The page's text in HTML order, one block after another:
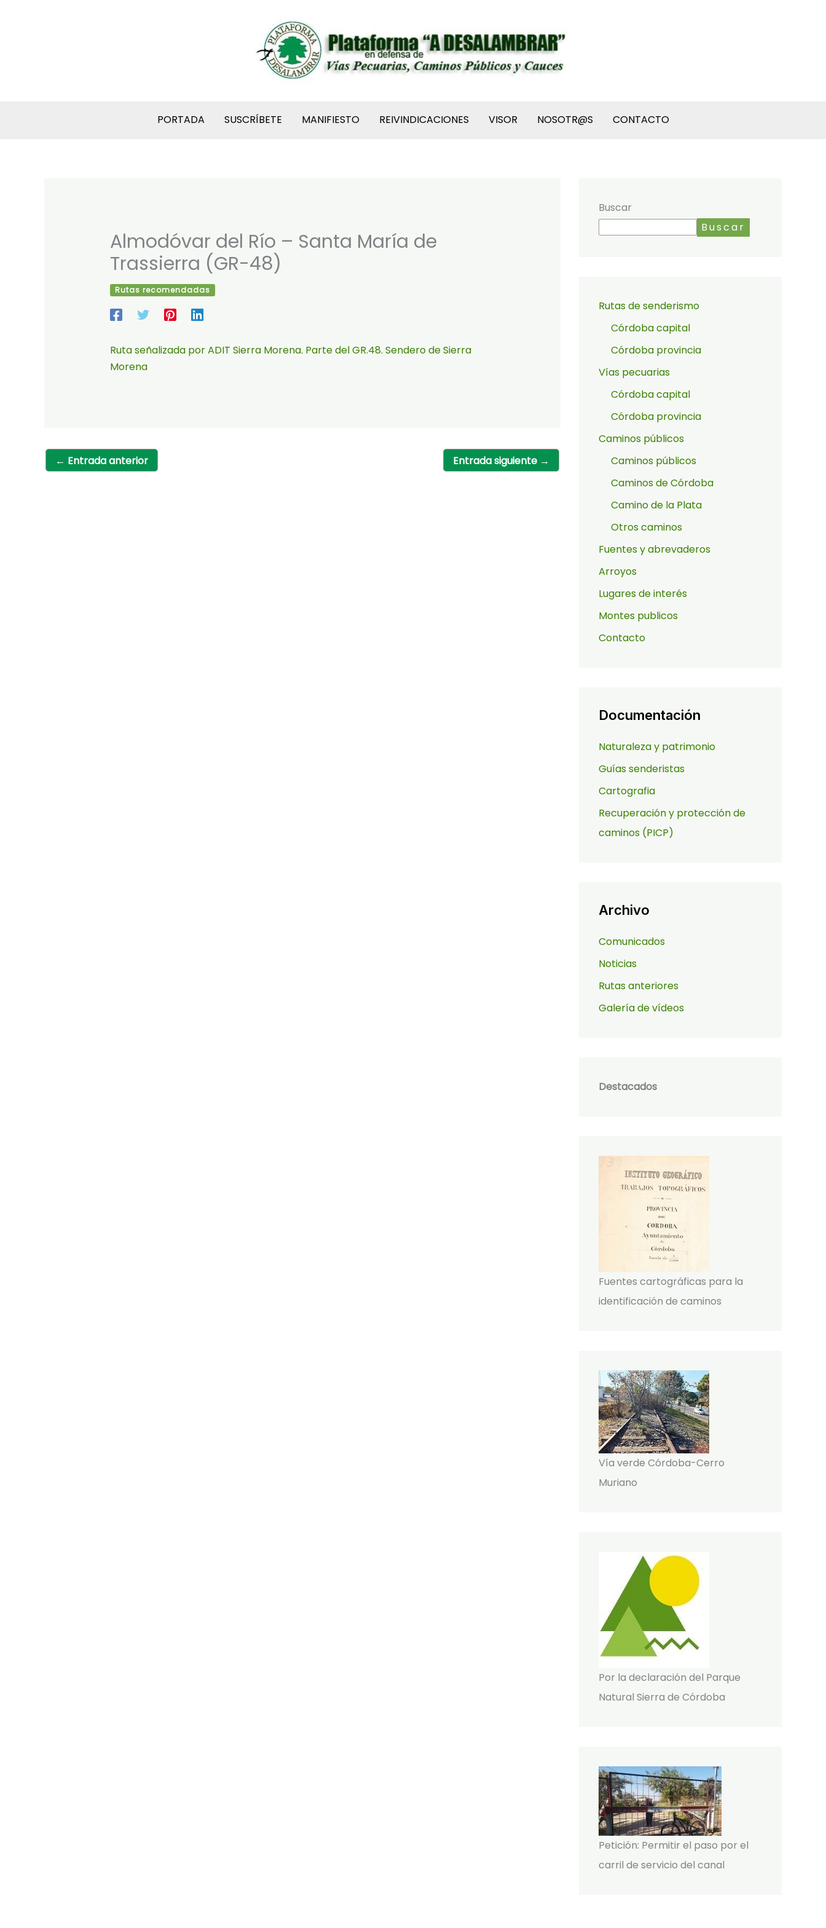
PORTADA SUSCRÍBETE MANIFIESTO REIVINDICACIONES VISOR NOSOTR@S CONTACTO
Almodóvar del Río – Santa María de
Trassierra (GR-48)
Rutas recomendadas
Ruta señalizada por ADIT Sierra Morena. Parte del GR.48. Sendero de Sierra
Morena
← Entrada anterior Entrada siguiente →
Buscar
Buscar
Rutas de senderismo
Córdoba capital
Córdoba provincia
Vías pecuarias
Córdoba capital
Córdoba provincia
Caminos públicos
Caminos públicos
Caminos de Córdoba
Camino de la Plata
Otros caminos
Fuentes y abrevaderos
Arroyos
Lugares de interés
Montes publicos
Contacto
Documentación
Naturaleza y patrimonio
Guías senderistas
Cartografia
Recuperación y protección de
caminos (PICP)
Archivo
Comunicados
Noticias
Rutas anteriores
Galería de vídeos
Destacados
Fuentes cartográficas para la
identificación de caminos
Vía verde Córdoba-Cerro
Muriano
Por la declaración del Parque
Natural Sierra de Córdoba
Petición: Permitir el paso por el
carril de servicio del canal